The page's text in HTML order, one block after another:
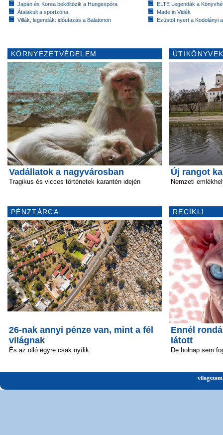
Japán és Korea beköltözik a Hungexpóra
Átalakult a sportzóna
Villák, legendák: időutazás a Balatonon
ELTE Legendák a
Made in Vidék
Ezüstöt nyert a Kodolányi
KÖRNYEZETVÉDELEM
Vadállatok a nagyvárosban
Tragikus és vicces történetek karantén idején
PÉNZTÁRCA
26-nak annyi pénze van, mint a fél
világnak
És az olló egyre csak nyílik
Új rangot
Nemzeti
RECIKLI
Ennél
látott
De holnap sem